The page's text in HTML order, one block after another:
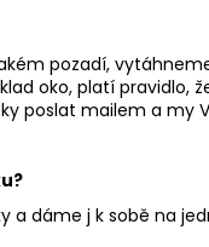
pozadí,
oko, platí pravidlo,
poslat mailem a my
a dáme j k sobě na